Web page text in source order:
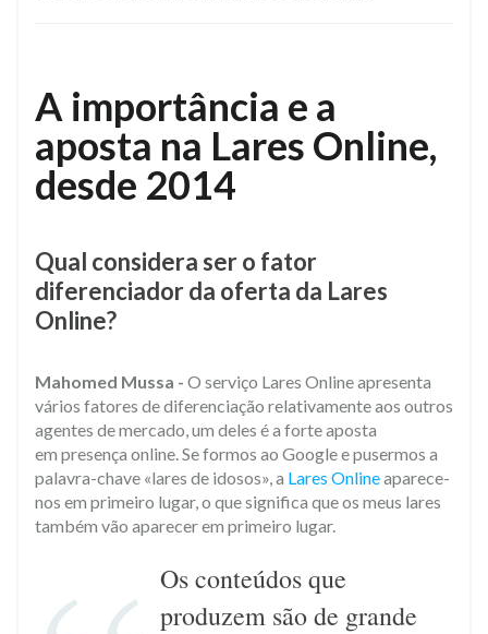
​A importância e a
aposta na Lares Online,
desde 2014
Qual considera ser o fator
diferenciador da oferta da Lares
Online?
Mahomed Mussa - O serviço Lares Online apresenta
vários fatores de diferenciação relativamente aos outros
agentes de mercado, um deles é a forte aposta
em presença online. Se formos ao Google e pusermos a
palavra-chave «lares de idosos», a Lares Onlineaparece-
nos em primeiro lugar, o que significa que os meus lares
também vão aparecer em primeiro lugar.
Os conteúdos que
produzem são de grande